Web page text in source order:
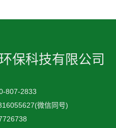
保科技有限公司
807-2833
(微信同号)